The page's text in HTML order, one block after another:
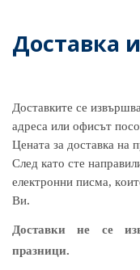
Доставка
Доставките се
адреса или офисът
Цената за доставка на
След като сте
електронни писма,
Ви.
Доставки не се
празници.